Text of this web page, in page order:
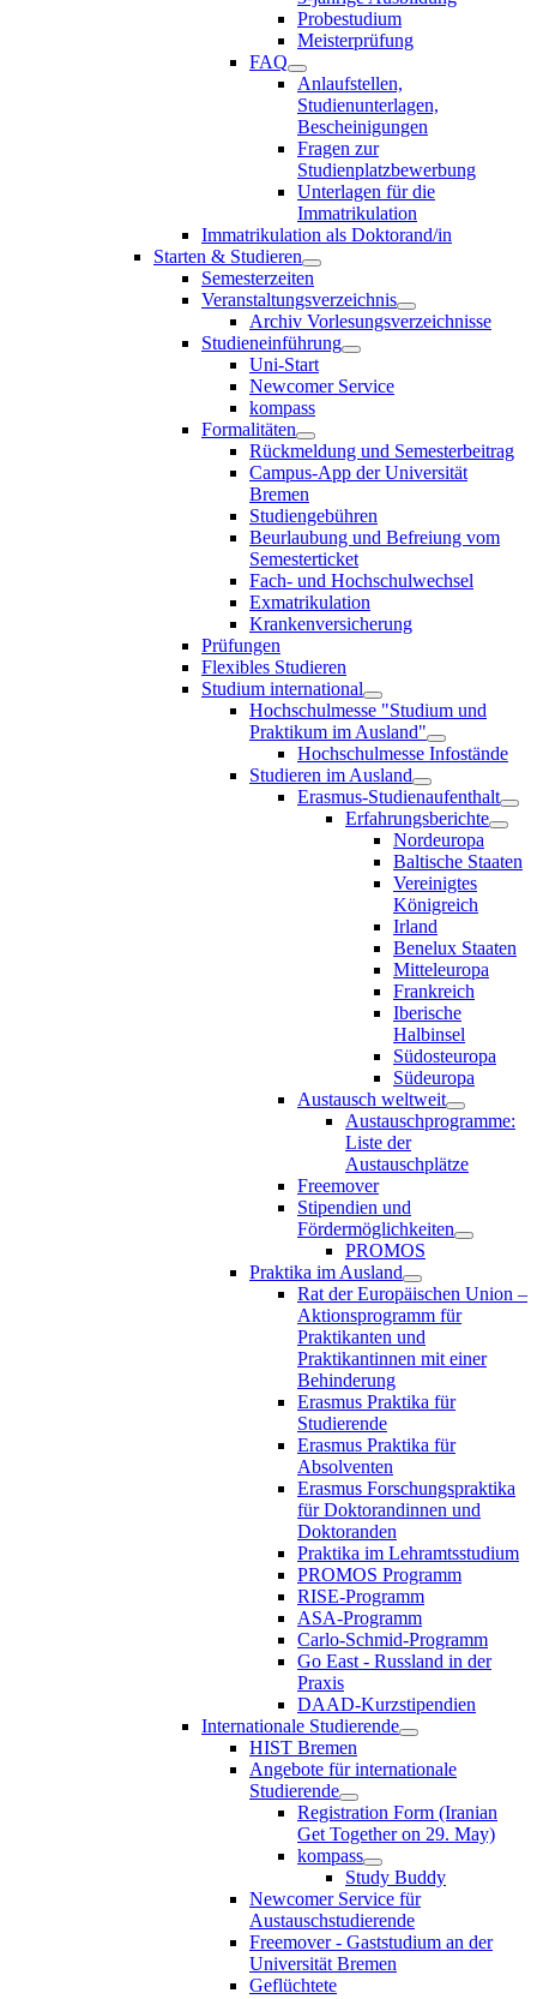
Probestudium
Meisterprüfung
FAQ
Anlaufstellen,
Studienunterlagen,
Bescheinigungen
Fragen zur
Studienplatzbewerbung
Unterlagen für die
Immatrikulation
Immatrikulation als Doktorand/in
Starten & Studieren
Semesterzeiten
Veranstaltungsverzeichnis
Archiv Vorlesungsverzeichnisse
Studieneinführung
Uni-Start
Newcomer Service
kompass
Formalitäten
Rückmeldung und Semesterbeitrag
Campus-App der Universität
Bremen
Studiengebühren
Beurlaubung und Befreiung vom
Semesterticket
Fach- und Hochschulwechsel
Exmatrikulation
Krankenversicherung
Prüfungen
Flexibles Studieren
Studium international
Hochschulmesse "Studium und
Praktikum im Ausland"
Hochschulmesse Infostände
Studieren im Ausland
Erasmus-Studienaufenthalt
Erfahrungsberichte
Nordeuropa
Baltische Staaten
Vereinigtes
Königreich
Irland
Benelux Staaten
Mitteleuropa
Frankreich
Iberische
Halbinsel
Südosteuropa
Südeuropa
Austausch weltweit
Austauschprogramme:
Liste der
Austauschplätze
Freemover
Stipendien und
Fördermöglichkeiten
PROMOS
Praktika im Ausland
Rat der Europäischen Union –
Aktionsprogramm für
Praktikanten und
Praktikantinnen mit einer
Behinderung
Erasmus Praktika für
Studierende
Erasmus Praktika für
Absolventen
Erasmus Forschungspraktika
für Doktorandinnen und
Doktoranden
Praktika im Lehramtsstudium
PROMOS Programm
RISE-Programm
ASA-Programm
Carlo-Schmid-Programm
Go East - Russland in der
Praxis
DAAD-Kurzstipendien
Internationale Studierende
HIST Bremen
Angebote für internationale
Studierende
Registration Form (Iranian
Get Together on 29. May)
kompass
Study Buddy
Newcomer Service für
Austauschstudierende
Freemover - Gaststudium an der
Universität Bremen
Geflüchtete